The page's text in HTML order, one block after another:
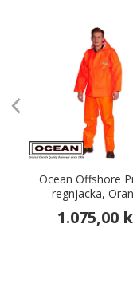
Ocean Offshore
regnjacka,
1.075,00